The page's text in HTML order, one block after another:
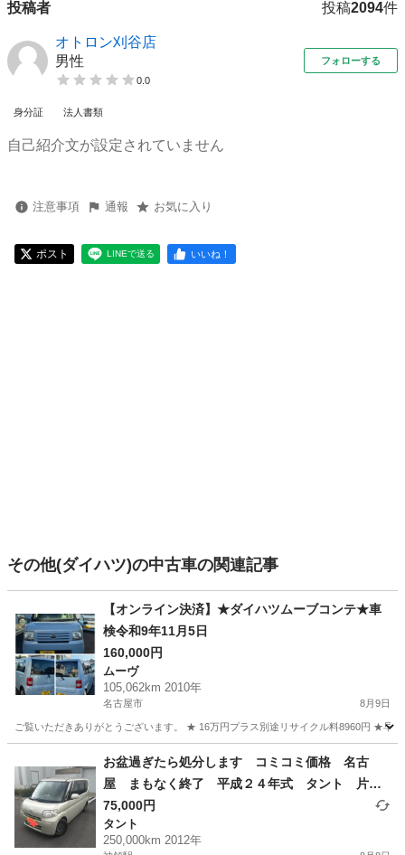
投稿者 投稿2094件
オトロン刈谷店
男性
0.0
フォローする
身分証 法人書類
自己紹介文が設定されていません
注意事項 通報 お気に入り
ポスト LINEで送る いいね！
その他(ダイハツ)の中古車の関連記事
【オンライン決済】★ダイハツムーブコンテ★車
検令和9年11月5日
160,000円
ムーヴ
105,062km 2010年
名古屋市 8月9日
ご覧いただきありがとうございます。 ★ 16万円プラス別途リサイクル料8960円 ★
ムーヴ
お盆過ぎたら処分します コミコミ価格 名古
屋 まもなく終了 平成２４年式 タント 片側
スライドドア アイドリングストップ
75,000円
タント
250,000km 2012年